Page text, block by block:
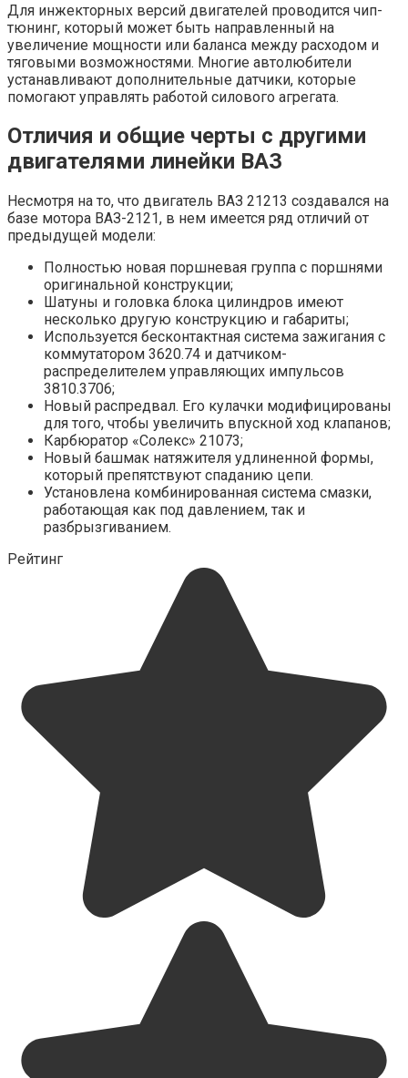
Для инжекторных версий двигателей проводится чип-
тюнинг, который может быть направленный на
увеличение мощности или баланса между расходом и
тяговыми возможностями. Многие автолюбители
устанавливают дополнительные датчики, которые
помогают управлять работой силового агрегата.
Отличия и общие черты с другими
двигателями линейки ВАЗ
Несмотря на то, что двигатель ВАЗ 21213 создавался на
базе мотора ВАЗ-2121, в нем имеется ряд отличий от
предыдущей модели:
Полностью новая поршневая группа с поршнями
оригинальной конструкции;
Шатуны и головка блока цилиндров имеют
несколько другую конструкцию и габариты;
Используется бесконтактная система зажигания с
коммутатором 3620.74 и датчиком-
распределителем управляющих импульсов
3810.3706;
Новый распредвал. Его кулачки модифицированы
для того, чтобы увеличить впускной ход клапанов;
Карбюратор «Солекс» 21073;
Новый башмак натяжителя удлиненной формы,
который препятствуют спаданию цепи.
Установлена комбинированная система смазки,
работающая как под давлением, так и
разбрызгиванием.
Рейтинг